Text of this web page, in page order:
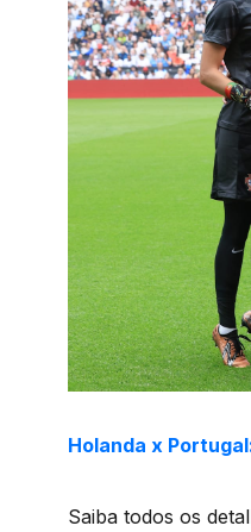
Holanda x
Saiba todos os